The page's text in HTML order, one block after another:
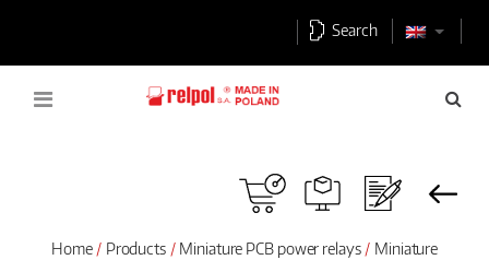
Search
Home Products Miniature PCB power relays
Miniature